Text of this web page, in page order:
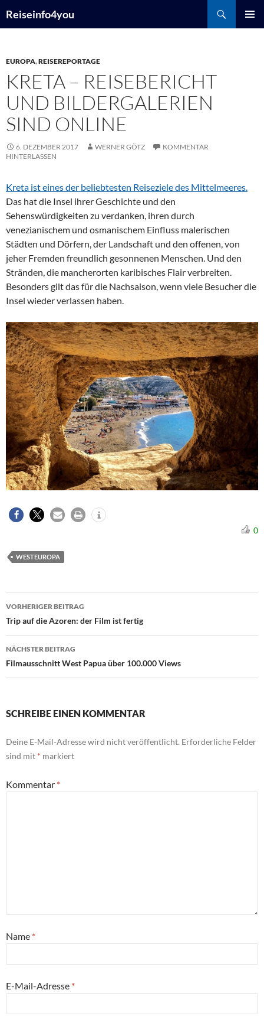
Inhalt
Reiseinfo4you
EUROPA,REISEREPORTAGE
KRETA – REISEBERICHT
UND BILDERGALERIEN
SIND ONLINE
6. DEZEMBER 2017 WERNER GÖTZ
KOMMENTAR
HINTERLASSEN
Kreta ist eines der beliebtesten Reiseziele des Mittelmeeres.
Das hat die Insel ihrer Geschichte und den
Sehenswürdigkeiten zu verdanken, ihren durch
venezianischem und osmanischem Einfluss malerischen
Städten und Dörfern, der Landschaft und den offenen, von
jeher Fremden freundlich gesonnenen Menschen. Und den
Stränden, die mancherorten karibisches Flair verbreiten.
Besonders gilt das für die Nachsaison, wenn viele Besucher die
Insel wieder verlassen haben.
0
WESTEUROPA
Beitragsnavigation
VORHERIGER BEITRAG
Trip auf die Azoren: der Film ist fertig
NÄCHSTER BEITRAG
Filmausschnitt West Papua über 100.000 Views
SCHREIBE EINEN KOMMENTAR
Deine E-Mail-Adresse wird nicht veröffentlicht. Erforderliche Felder
sind mit * markiert
Kommentar *
Name *
E-Mail-Adresse *